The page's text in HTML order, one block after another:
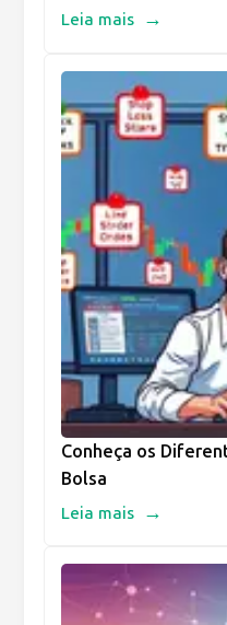
Leia mais →
Conheça os
Bolsa
Leia mais →